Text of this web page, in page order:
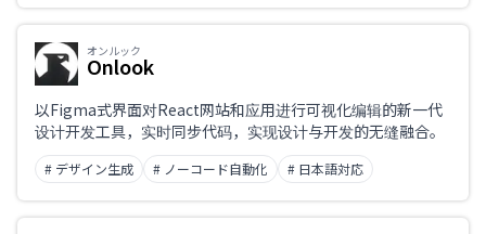
オンルック
Onlook
以Figma式界面对React网站和应用进行可视化编辑的新一代
设计开发工具，实时同步代码，实现设计与开发的无缝融合。
# デザイン生成 # ノーコード自動化 # 日本語対応